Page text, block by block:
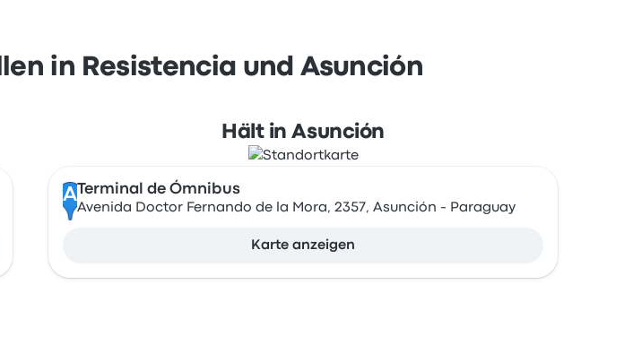
in Resistencia und Asunción
Hält in Asunción
A Terminal de Ómnibus
Avenida Doctor Fernando de la Mora, 2357, Asunción - Paraguay
Karte anzeigen